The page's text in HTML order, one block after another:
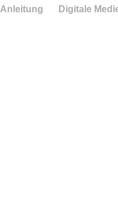
Anleitung Digitale